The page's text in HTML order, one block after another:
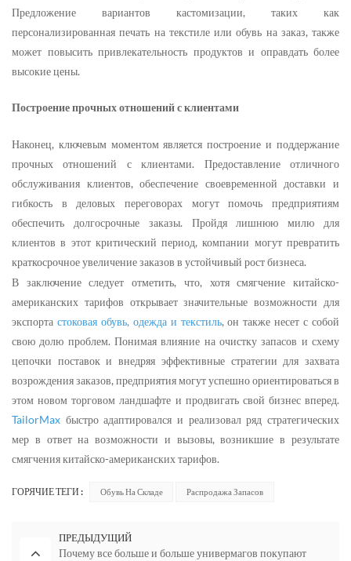
Предложение вариантов кастомизации, таких как
персонализированная печать на текстиле или обувь на заказ, также
может повысить привлекательность продуктов и оправдать более
высокие цены.
Построение прочных отношений с клиентами
Наконец, ключевым моментом является построение и поддержание
прочных отношений с клиентами. Предоставление отличного
обслуживания клиентов, обеспечение своевременной доставки и
гибкость в деловых переговорах могут помочь предприятиям
обеспечить долгосрочные заказы. Пройдя лишнюю милю для
клиентов в этот критический период, компании могут превратить
краткосрочное увеличение заказов в устойчивый рост бизнеса.
В заключение следует отметить, что, хотя смягчение китайско-
американских тарифов открывает значительные возможности для
экспорта стоковая обувь, одежда и текстиль, он также несет с собой
свою долю проблем. Понимая влияние на очистку запасов и схему
цепочки поставок и внедряя эффективные стратегии для захвата
возрождения заказов, предприятия могут успешно ориентироваться в
этом новом торговом ландшафте и продвигать свой бизнес вперед.
TailorMax быстро адаптировался и реализовал ряд стратегических
мер в ответ на возможности и вызовы, возникшие в результате
смягчения китайско-американских тарифов.
ГОРЯЧИЕ ТЕГИ : Обувь На Складе Распродажа Запасов
ПРЕДЫДУЩИЙ
Почему все больше и больше универмагов покупают